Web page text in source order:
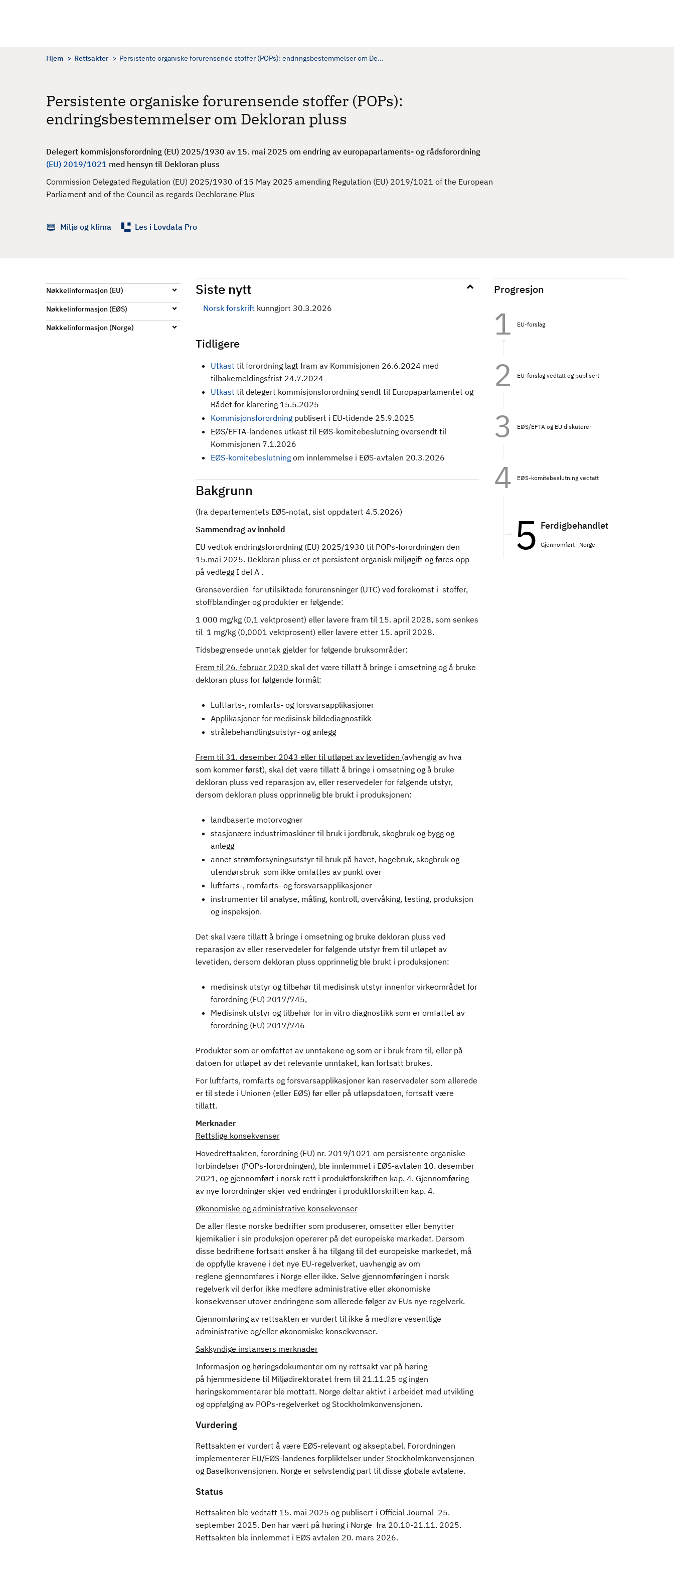
Hjem Rettsakter Persistente organiske forurensende stoffer (POPs): endringsbestemmelser om De...
Persistente organiske forurensende stoffer (POPs):
endringsbestemmelser om Dekloran pluss
Delegert kommisjonsforordning (EU) 2025/1930 av 15. mai 2025 om endring av europaparlaments- og rådsforordning
(EU) 2019/1021 med hensyn til Dekloran pluss
Commission Delegated Regulation (EU) 2025/1930 of 15 May 2025 amending Regulation (EU) 2019/1021 of the European
Parliament and of the Council as regards Dechlorane Plus
Miljø og klima Les i Lovdata Pro
Nøkkelinformasjon (EU)
Nøkkelinformasjon (EØS)
Nøkkelinformasjon (Norge)
Siste nytt
Norsk forskrift kunngjort 30.3.2026
Tidligere
Utkast til forordning lagt fram av Kommisjonen 26.6.2024 med
tilbakemeldingsfrist 24.7.2024
Utkast til delegert kommisjonsforordning sendt til Europaparlamentet og
Rådet for klarering 15.5.2025
Kommisjonsforordningpublisert i EU-tidende 25.9.2025
EØS/EFTA-landenes utkast til EØS-komitebeslutning oversendt til
Kommisjonen 7.1.2026
EØS-komitebeslutningom innlemmelse i EØS-avtalen 20.3.2026
Bakgrunn
(fra departementets EØS-notat, sist oppdatert 4.5.2026)
Sammendrag av innhold
EU vedtok endringsforordning (EU) 2025/1930 til POPs-forordningen den
15.mai 2025. Dekloran pluss er et persistent organisk miljøgift og føres opp
på vedlegg I del A .
Grenseverdien for utilsiktede forurensninger (UTC) ved forekomst i stoffer,
stoffblandinger og produkter er følgende:
1 000 mg/kg (0,1 vektprosent) eller lavere fram til 15. april 2028, som senkes
til 1 mg/kg (0,0001 vektprosent) eller lavere etter 15. april 2028.
Tidsbegrensede unntak gjelder for følgende bruksområder:
Frem til 26. februar 2030 skal det være tillatt å bringe i omsetning og å bruke
dekloran pluss for følgende formål:
Luftfarts-, romfarts- og forsvarsapplikasjoner
Applikasjoner for medisinsk bildediagnostikk
strålebehandlingsutstyr- og anlegg
Frem til 31. desember 2043 eller til utløpet av levetiden (avhengig av hva
som kommer først), skal det være tillatt å bringe i omsetning og å bruke
dekloran pluss ved reparasjon av, eller reservedeler for følgende utstyr,
dersom dekloran pluss opprinnelig ble brukt i produksjonen:
landbaserte motorvogner
stasjonære industrimaskiner til bruk i jordbruk, skogbruk og bygg og
anlegg
annet strømforsyningsutstyr til bruk på havet, hagebruk, skogbruk og
utendørsbruk som ikke omfattes av punkt over
luftfarts-, romfarts- og forsvarsapplikasjoner
instrumenter til analyse, måling, kontroll, overvåking, testing, produksjon
og inspeksjon.
Det skal være tillatt å bringe i omsetning og bruke dekloran pluss ved
reparasjon av eller reservedeler for følgende utstyr frem til utløpet av
levetiden, dersom dekloran pluss opprinnelig ble brukt i produksjonen:
medisinsk utstyr og tilbehør til medisinsk utstyr innenfor virkeområdet for
forordning (EU) 2017/745,
Medisinsk utstyr og tilbehør for in vitro diagnostikk som er omfattet av
forordning (EU) 2017/746
Produkter som er omfattet av unntakene og som er i bruk frem til, eller på
datoen for utløpet av det relevante unntaket, kan fortsatt brukes.
For luftfarts, romfarts og forsvarsapplikasjoner kan reservedeler som allerede
er til stede i Unionen (eller EØS) før eller på utløpsdatoen, fortsatt være
tillatt.
Merknader
Rettslige konsekvenser
Hovedrettsakten, forordning (EU) nr. 2019/1021 om persistente organiske
forbindelser (POPs-forordningen), ble innlemmet i EØS-avtalen 10. desember
2021, og gjennomført i norsk rett i produktforskriften kap. 4. Gjennomføring
av nye forordninger skjer ved endringer i produktforskriften kap. 4.
Økonomiske og administrative konsekvenser
De aller fleste norske bedrifter som produserer, omsetter eller benytter
kjemikalier i sin produksjon opererer på det europeiske markedet. Dersom
disse bedriftene fortsatt ønsker å ha tilgang til det europeiske markedet, må
de oppfylle kravene i det nye EU-regelverket, uavhengig av om
reglene gjennomføres i Norge eller ikke. Selve gjennomføringen i norsk
regelverk vil derfor ikke medføre administrative eller økonomiske
konsekvenser utover endringene som allerede følger av EUs nye regelverk.
Gjennomføring av rettsakten er vurdert til ikke å medføre vesentlige
administrative og/eller økonomiske konsekvenser.
Sakkyndige instansers merknader
Informasjon og høringsdokumenter om ny rettsakt var på høring
på hjemmesidene til Miljødirektoratet frem til 21.11.25 og ingen
høringskommentarer ble mottatt. Norge deltar aktivt i arbeidet med utvikling
og oppfølging av POPs-regelverket og Stockholmkonvensjonen.
Vurdering
Rettsakten er vurdert å være EØS-relevant og akseptabel. Forordningen
implementerer EU/EØS-landenes forpliktelser under Stockholmkonvensjonen
og Baselkonvensjonen. Norge er selvstendig part til disse globale avtalene.
Status
Rettsakten ble vedtatt 15. mai 2025 og publisert i Official Journal 25.
september 2025. Den har vært på høring i Norge fra 20.10-21.11. 2025.
Rettsakten ble innlemmet i EØS avtalen 20. mars 2026.
Progresjon
EU-forslag
EU-forslag vedtatt og publisert
EØS/EFTA og EU diskuterer
EØS-komitebeslutning vedtatt
Ferdigbehandlet
Gjennomført i Norge